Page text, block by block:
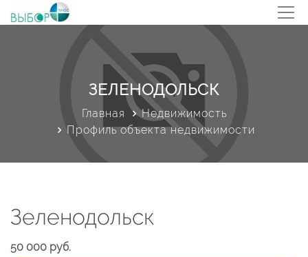
ЗЕЛЕНОДОЛЬСК
Главная
Недвижимость
Профиль объекта недвижимости
Зеленодольск
50 000 руб.